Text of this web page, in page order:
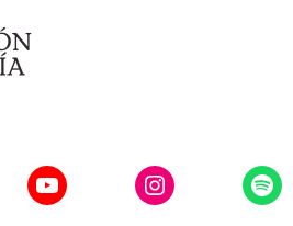
YouTubeInstagram